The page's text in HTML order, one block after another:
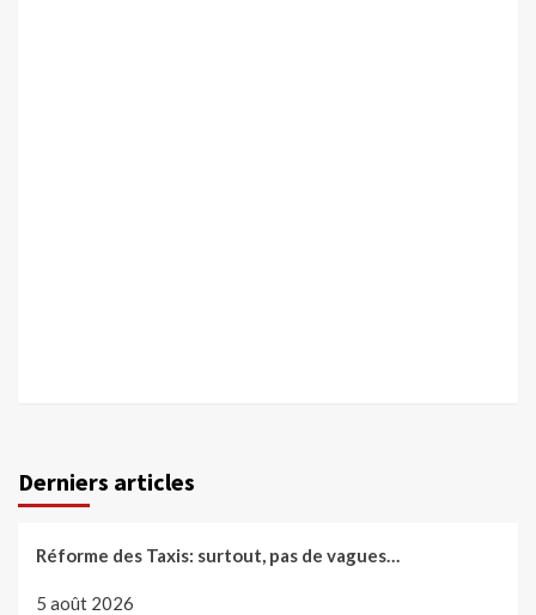
Derniers articles
Réforme des Taxis: surtout, pas de vagues…
5 août 2026